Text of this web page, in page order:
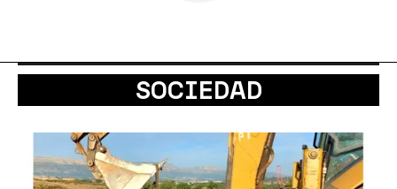
SOCIEDAD